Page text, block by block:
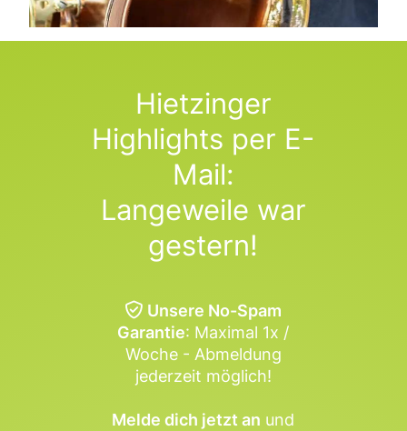
Hietzinger
Highlights per E-
Mail:
Langeweile war
gestern!
Unsere No-Spam
Garantie: Maximal 1x /
Woche - Abmeldung
jederzeit möglich!
Melde dich jetzt an und